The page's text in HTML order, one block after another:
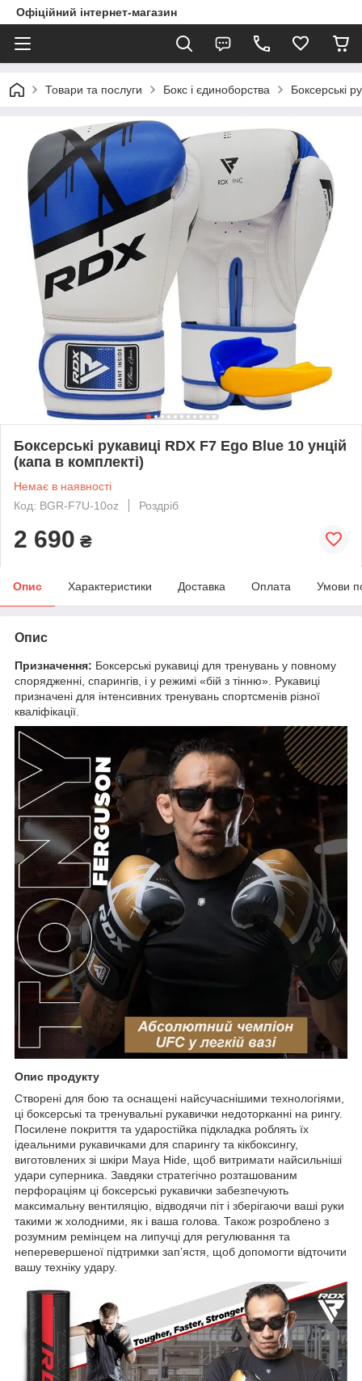
Офіційний інтернет-магазин
Товари та послуги Бокс і єдиноборства Боксерські
Боксерські рукавиці RDX F7 Ego Blue 10 унцій
(капа в комплекті)
Немає в наявності
Код: BGR-F7U-10oz
Роздріб
2 690 ₴
Опис Характеристики Доставка Оплата Умови
Опис
Призначення: Боксерські рукавиці для тренувань у повному
спорядженні, спарингів, і у режимі «бій з тінню». Рукавиці
призначені для інтенсивних тренувань спортсменів різної
кваліфікації.
Опис продукту
Створені для бою та оснащені найсучаснішими технологіями,
ці боксерські та тренувальні рукавички недоторканні на рингу.
Посилене покриття та ударостійка підкладка роблять їх
ідеальними рукавичками для спарингу та кікбоксингу,
виготовлених зі шкіри Maya Hide, щоб витримати найсильніші
удари суперника. Завдяки стратегічно розташованим
перфораціям ці боксерські рукавички забезпечують
максимальну вентиляцію, відводячи піт і зберігаючи ваші руки
такими ж холодними, як і ваша голова. Також розроблено з
розумним ремінцем на липучці для регулювання та
неперевершеної підтримки зап’ястя, щоб допомогти відточити
вашу техніку удару.